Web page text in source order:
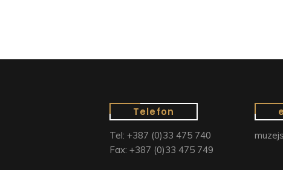
Telefon
Tel: +387 (0)33 475 740
Fax: +387 (0)33 475 749